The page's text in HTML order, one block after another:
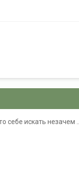
себе искать незачем